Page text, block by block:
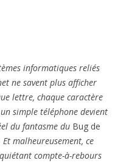
informatiques reliés
ne savent plus afficher
lettre, chaque caractère
simple téléphone devient
du fantasme du Bug de
malheureusement, ce
compte-à-rebours